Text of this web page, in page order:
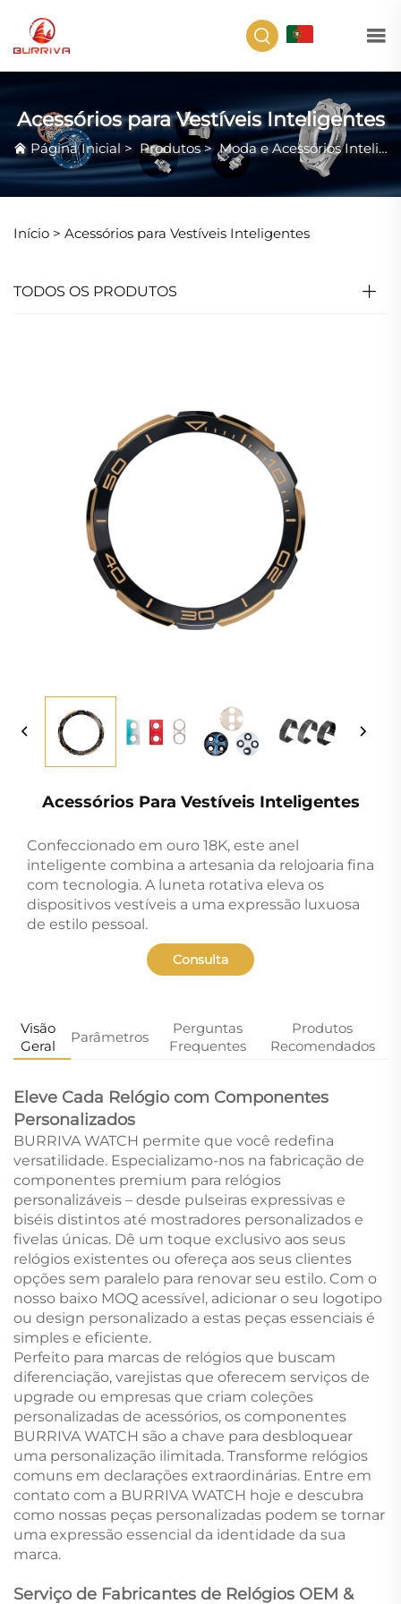
Acessórios para Vestíveis Inteligentes
Página Inicial > Produtos>Moda e Acessórios Inteligentes
Início > Acessórios para Vestíveis Inteligentes
TODOS OS PRODUTOS
Acessórios Para Vestíveis Inteligentes
Confeccionado em ouro 18K, este anel
inteligente combina a artesania da relojoaria fina
com tecnologia. A luneta rotativa eleva os
dispositivos vestíveis a uma expressão luxuosa
de estilo pessoal.
Consulta
Visão
Geral
Parâmetros
Perguntas
Frequentes
Produtos
Recomendados
Eleve Cada Relógio com Componentes
Personalizados
BURRIVA WATCH permite que você redefina
versatilidade. Especializamo-nos na fabricação de
componentes premium para relógios
personalizáveis – desde pulseiras expressivas e
biséis distintos até mostradores personalizados e
fivelas únicas. Dê um toque exclusivo aos seus
relógios existentes ou ofereça aos seus clientes
opções sem paralelo para renovar seu estilo. Com o
nosso baixo MOQ acessível, adicionar o seu logotipo
ou design personalizado a estas peças essenciais é
simples e eficiente.
Perfeito para marcas de relógios que buscam
diferenciação, varejistas que oferecem serviços de
upgrade ou empresas que criam coleções
personalizadas de acessórios, os componentes
BURRIVA WATCH são a chave para desbloquear
uma personalização ilimitada. Transforme relógios
comuns em declarações extraordinárias. Entre em
contato com a BURRIVA WATCH hoje e descubra
como nossas peças personalizadas podem se tornar
uma expressão essencial da identidade da sua
marca.
Serviço de Fabricantes de Relógios OEM &